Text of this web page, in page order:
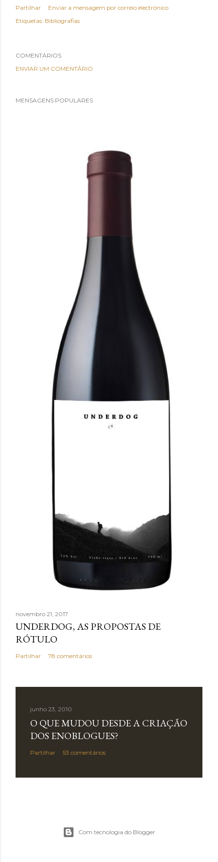
Partilhar
Enviar a mensagem por correio electrónico
Etiquetas: Bibliografias
COMENTÁRIOS
ENVIAR UM COMENTÁRIO
MENSAGENS POPULARES
novembro 21, 2017
UNDERDOG, AS PROPOSTAS DE
RÓTULO
Partilhar 78 comentários
junho 23, 2010
O QUE MUDOU DESDE A CRIAÇÃO
DOS ENOBLOGUES?
Partilhar 53 comentários
Com tecnologia do Blogger